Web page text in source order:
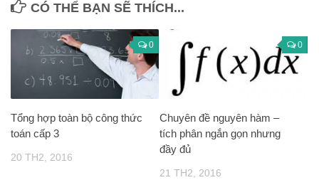
CÓ THỂ BẠN SẼ THÍCH...
0
Tổng hợp toàn bộ công thức
toán cấp 3
20 TH2, 2016
0
Chuyên đề nguyên hàm –
tích phân ngắn gọn nhưng
đầy đủ
21 TH2, 2016